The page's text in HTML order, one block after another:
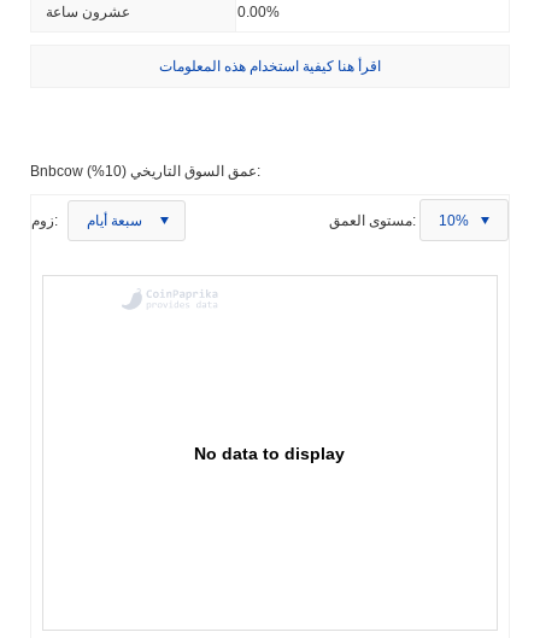
عشرون ساعة
0.00%
اقرأ هنا كيفية استخدام هذه المعلومات
Bnbcow عمق السوق التاريخي (10%):
زوم: سبعة أيام مستوى العمق: 10%
No data to display